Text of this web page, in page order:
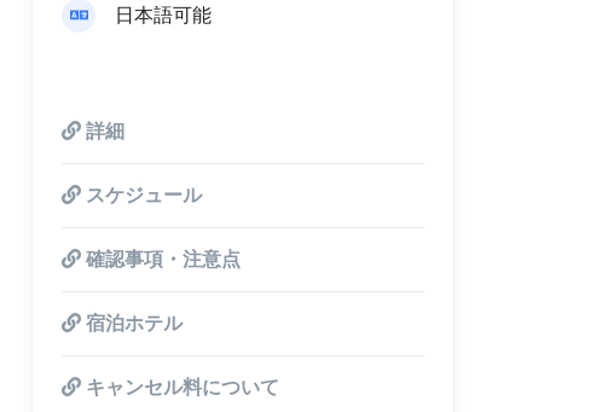
日本語可能
詳細
スケジュール
確認事項・注意点
宿泊ホテル
キャンセル料について